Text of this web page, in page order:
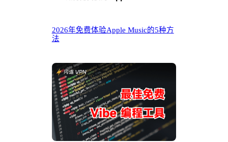
2026年免费体验Apple Music的5种方
法